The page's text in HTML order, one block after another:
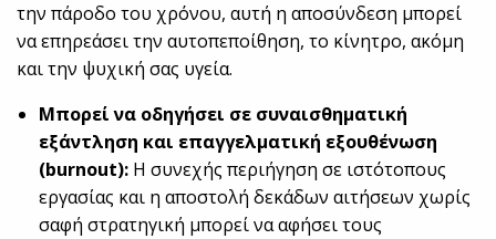
την πάροδο του χρόνου, αυτή η αποσύνδεση μπορεί
να επηρεάσει την αυτοπεποίθηση, το κίνητρο, ακόμη
και την ψυχική σας υγεία.
Μπορεί να οδηγήσει σε συναισθηματική
εξάντληση και επαγγελματική εξουθένωση
(burnout): Η συνεχής περιήγηση σε ιστότοπους
εργασίας και η αποστολή δεκάδων αιτήσεων χωρίς
σαφή στρατηγική μπορεί να αφήσει τους